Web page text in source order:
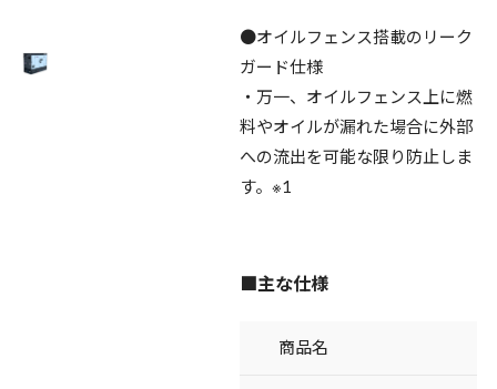
●オイルフェンス搭載のリーク
ガード仕様
・万一、オイルフェンス上に燃
料やオイルが漏れた場合に外部
への流出を可能な限り防止しま
す。※1
■主な仕様
商品名